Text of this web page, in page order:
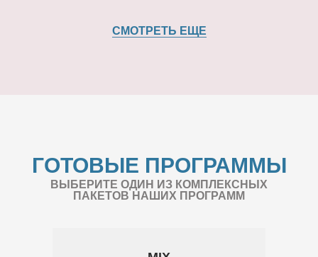
СМОТРЕТЬ ЕЩЕ
ГОТОВЫЕ ПРОГРАММЫ
ВЫБЕРИТЕ ОДИН ИЗ КОМПЛЕКСНЫХ
ПАКЕТОВ НАШИХ ПРОГРАММ